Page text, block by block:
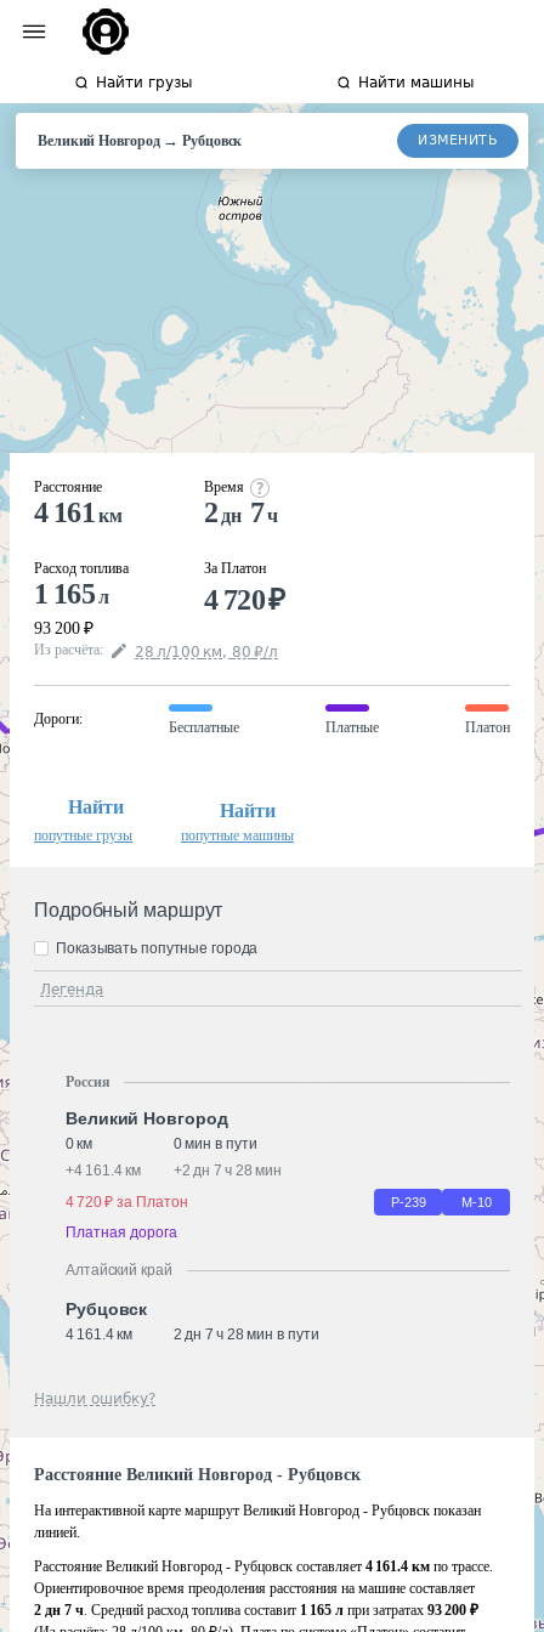
Найти грузы Найти машины
Великий Новгород→Рубцовск ИЗМЕНИТЬ
Расстояние
4 161 км
Расход топлива
1 165л
93 200 ₽
Время
2 дн 7ч
За Платон
4 720₽
Из расчёта: 28 л/100 км, 80 ₽/л
Дороги:
Бесплатные Платные Платон
Найти
попутные грузы
Найти
попутные машины
Подробный маршрут
Легенда
Показывать попутные города
Россия
Великий Новгород
0 км
0 мин в пути
+4 161.4 км +2 дн 7 ч 28 мин
4 720 ₽ за Платон
Р-239 М-10
Платная дорога
Алтайский край
Рубцовск
4 161.4 км 2 дн 7 ч 28 мин в пути
Нашли ошибку?
Расстояние Великий Новгород - Рубцовск
На интерактивной карте маршрут Великий Новгород - Рубцовск показан
линией.
Расстояние Великий Новгород - Рубцовск составляет 4 161.4 км по трассе.
Ориентировочное время преодоления расстояния на машине составляет
2 дн 7 ч. Средний расход топлива составит 1 165 л при затратах 93 200 ₽